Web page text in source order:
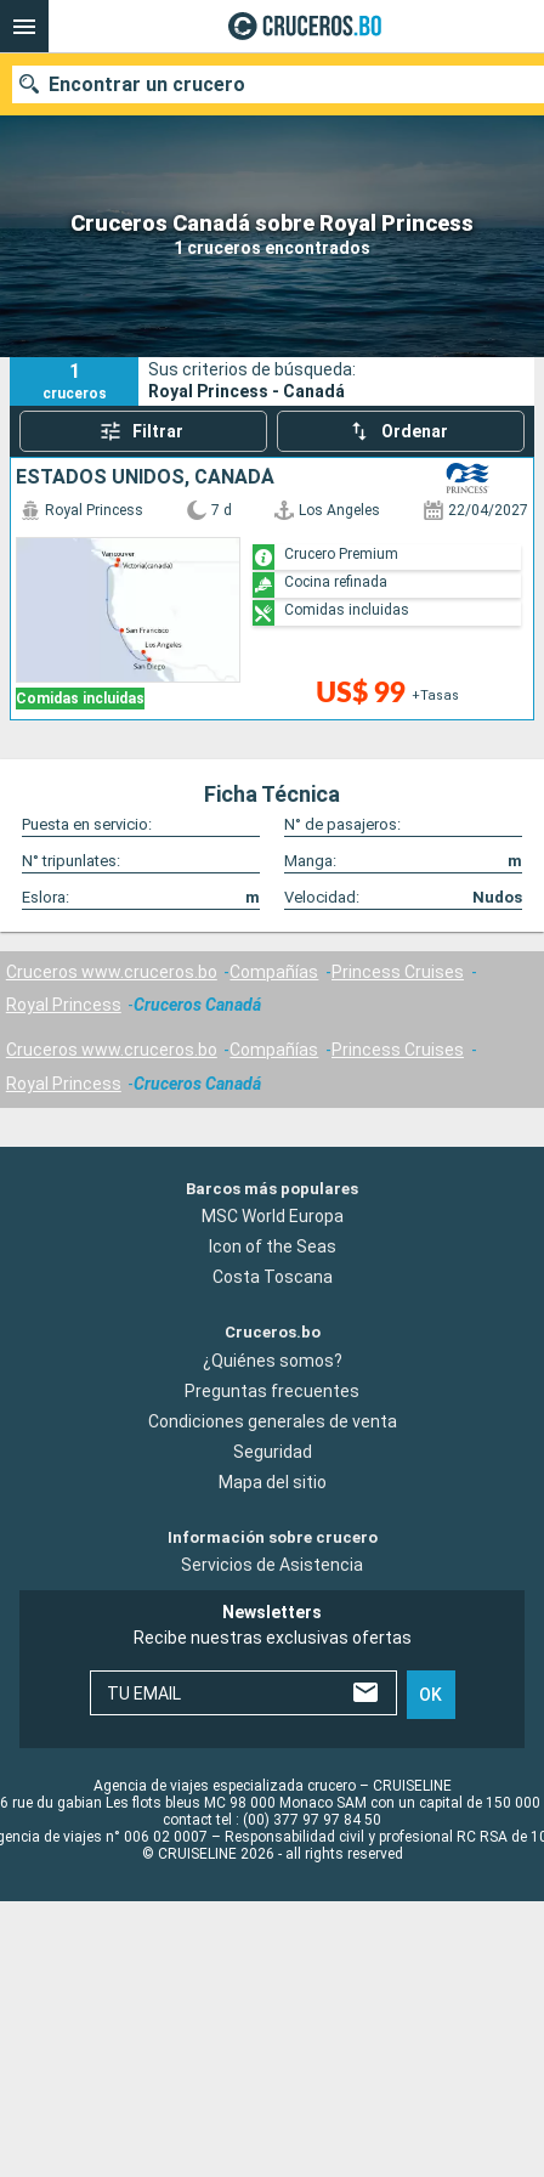
Cruceros Canadá sobre Royal Princess
1 cruceros encontrados
Encontrar un crucero
Nuestros destinos
Fecha de salida
Puertos Compañías
Buscar
1
cruceros
Sus criterios de búsqueda:
Royal Princess - Canadá
Filtrar Ordenar
ESTADOS UNIDOS, CANADÁ
Comidas incluidas
Royal Princess 7 d Los Angeles 22/04/2027
US$ 99 +Tasas
Crucero Premium
Cocina refinada
Comidas incluidas
Ficha Técnica
Puesta en servicio:
N° de pasajeros:
N° tripunlates:
Manga:
m
Eslora:
m Velocidad: Nudos
Cruceros www.cruceros.bo Compañías
Princess Cruises
Royal Princess
Cruceros Canadá
Cruceros www.cruceros.bo Compañías
Princess Cruises
Royal Princess
Cruceros Canadá
Barcos más populares
MSC World Europa
Icon of the Seas
Costa Toscana
Cruceros.bo
¿Quiénes somos?
Preguntas frecuentes
Condiciones generales de venta
Seguridad
Mapa del sitio
Información sobre crucero
Servicios de Asistencia
Newsletters
Recibe nuestras exclusivas ofertas
TU EMAIL OK
Agencia de viajes especializada crucero – CRUISELINE
rue du gabian Les flots bleus MC 98 000 Monaco SAM con un capital de 150 000
contact tel : (00) 377 97 97 84 50
de viajes n° 006 02 0007 – Responsabilidad civil y profesional RC RSA de
© CRUISELINE 2026 - all rights reserved